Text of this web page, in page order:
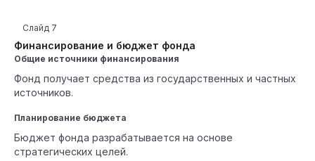
Финансирование и бюджет фонда
Слайд 7
Общие источники финансирования
Фонд получает средства из государственных и частных
источников.
Планирование бюджета
Бюджет фонда разрабатывается на основе
стратегических целей.